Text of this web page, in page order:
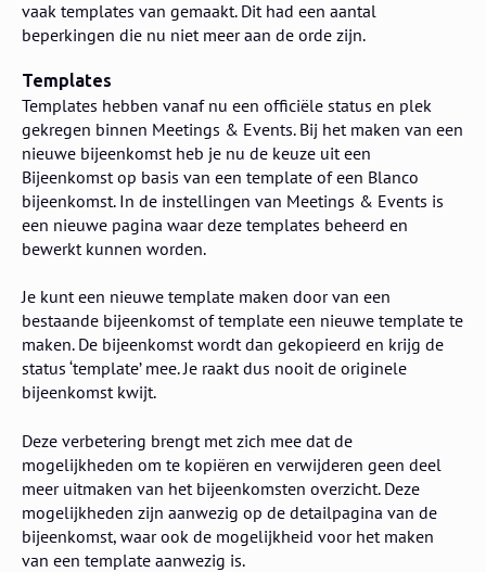
vaak templates van gemaakt. Dit had een aantal
beperkingen die nu niet meer aan de orde zijn.
Templates
Templates hebben vanaf nu een officiële status en plek
gekregen binnen Meetings & Events. Bij het maken van een
nieuwe bijeenkomst heb je nu de keuze uit een
Bijeenkomst op basis van een template of een Blanco
bijeenkomst. In de instellingen van Meetings & Events is
een nieuwe pagina waar deze templates beheerd en
bewerkt kunnen worden.
Je kunt een nieuwe template maken door van een
bestaande bijeenkomst of template een nieuwe template te
maken. De bijeenkomst wordt dan gekopieerd en krijg de
status ‘template’ mee. Je raakt dus nooit de originele
bijeenkomst kwijt.
Deze verbetering brengt met zich mee dat de
mogelijkheden om te kopiëren en verwijderen geen deel
meer uitmaken van het bijeenkomsten overzicht. Deze
mogelijkheden zijn aanwezig op de detailpagina van de
bijeenkomst, waar ook de mogelijkheid voor het maken
van een template aanwezig is.